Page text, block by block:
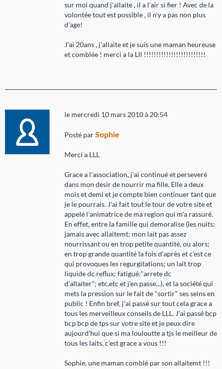
sur moi quand j'allaite , il a l'air si fier ! Avec de la
volontée tout est possible , il n'y a pas non plus
d'age!
J'ai 20ans , j'allaite et je suis une maman heureuse
et comblée ! merci a la Lll !!!!!!!!!!!!!!!!!!!!!!!!!
le mercredi 10 mars 2010 à 20:54
Posté parSophie
Merci a LLL
Grace a l'association, j'ai continué et perseveré
dans mon desir de nourrir ma fille. Elle a deux
mois et demi et je compte bien continuer tant que
je le pourrais. J'ai fait tout le tour de votre site et
appelé l'animatrice de ma region qui m'a rassuré.
En effet, entre la famille qui demoralise (les nuits:
jamais avec allaitemt; mon lait pas assez
nourrissant ou en trop petite quantité, ou alors;
en trop grande quantité la fois d'après et c'est ce
qui provoques les regurgitations; un lait trop
liquide dc reflux; fatigué:"arrete dc
d'allaiter"; etc,etc et j'en passe...), et la société qui
mets la pression sur le fait de "sortir" ses seins en
public ! Enfin bref, j'ai passé sur tout cela grace a
tous les merveilleux conseils de LLL. J'ai passé bcp
bcp bcp de tps sur votre site et je peux dire
aujourd'hui que si ma louloutte a tjs le meilleur de
tous les laits, c'est grace a vous !!!
Sophie, une maman comblé par son allaitemt !!!